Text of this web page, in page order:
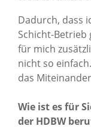
Dadurch, dass
Schicht-Betrieb
für mich
nicht so
das
Wie ist es für
der HDBW